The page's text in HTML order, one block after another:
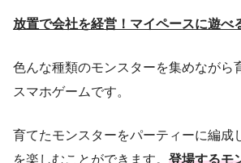
放置で会社を経営！マイペースに遊べ
色んな種類のモンスターを集めながら
スマホゲームです。
育てたモンスターをパーティーに編成
を楽しむことができます。 登場するモ